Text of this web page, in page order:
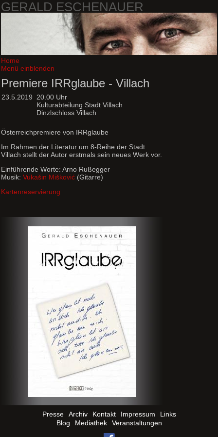
GERALD ESCHENAUER
Home
Blog Mediathek Veranstaltungen
Presse Archiv Kontakt Impressum Links
Menü einblenden
Premiere IRRglaube - Villach
23.5.2019
20.00 Uhr
Kulturabteilung Stadt Villach
Dinzlschloss Villach
Österreichpremiere von IRRglaube
Im Rahmen der Literatur um 8-Reihe der Stadt
Villach stellt der Autor erstmals sein neues Werk vor.
Einführende Worte: Arno Rußegger
Musik: Vukašin Mišković (Gitarre)
Kartenreservierung